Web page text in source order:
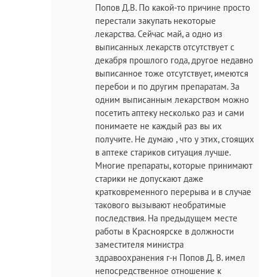
Попов Д.В. По какой-то причине просто
перестали закупать некоторые
лекарства. Сейчас май, а одно из
выписанных лекарств отсутствует с
декабря прошлого года, другое недавно
выписанное тоже отсутствует, имеются
перебои и по другим препаратам. За
одним выписанным лекарством можно
посетить аптеку несколько раз и сами
понимаете не каждый раз вы их
получите. Не думаю , что у этих, стоящих
в аптеке стариков ситуация лучше.
Многие препараты, которые принимают
старики не допускают даже
кратковременного перерыва и в случае
такового вызывают необратимые
последствия. На предыдущем месте
работы в Красноярске в должности
заместителя министра
здравоохранения г-н Попов Д. В. имел
непосредственное отношение к